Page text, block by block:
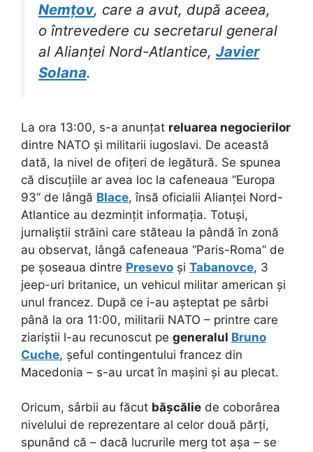
Nemțov, care a avut, după aceea,
o întrevedere cu secretarul general
al Alianței Nord-Atlantice, Javier
Solana.
La ora 13:00, s-a anunțat reluarea negocierilor
dintre NATO și militarii iugoslavi. De această
dată, la nivel de ofițeri de legătură. Se spunea
că discuțiile ar avea loc la cafeneaua “Europa
93” de lângă Blace, însă oficialii Alianței Nord-
Atlantice au dezmințit informația. Totuși,
jurnaliștii străini care stăteau la pândă în zonă
au observat, lângă cafeneaua “Paris-Roma” de
pe șoseaua dintre Presevo și Tabanovce, 3
jeep-uri britanice, un vehicul militar american și
unul francez. După ce i-au așteptat pe sârbi
până la ora 11:00, militarii NATO – printre care
ziariștii l-au recunoscut pe generalul Bruno
Cuche, șeful contingentului francez din
Macedonia – s-au urcat în mașini și au plecat.
Oricum, sârbii au făcut bășcălie de coborârea
nivelului de reprezentare al celor două părți,
spunând că – dacă lucrurile merg tot așa – se